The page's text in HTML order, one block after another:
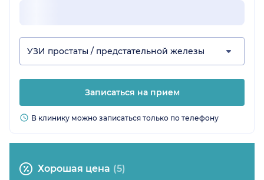
УЗИ простаты / предстательной железы
Записаться на прием
В клинику можно записаться только по телефону
Хорошая цена (5)